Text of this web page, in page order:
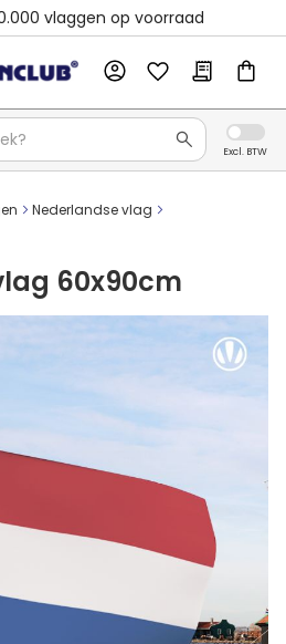
vlaggen op voorraad
dezelfde dag verzonden
Nederlandse vlag
60x90cm